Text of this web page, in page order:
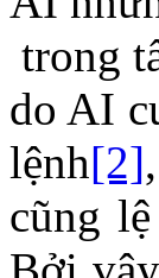
trong
do AI
lệnh[2]
cũng